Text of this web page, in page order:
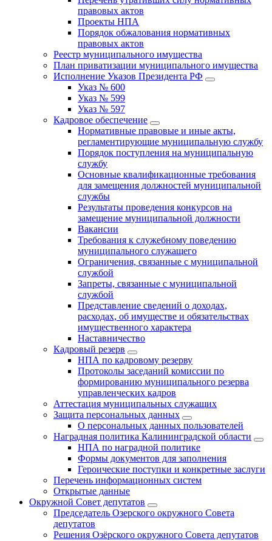
правовых актов
Проекты НПА
Порядок обжалования нормативных
правовых актов
Реестр муниципального имущества
План приватизации муниципального имущества
Исполнение Указов Президента РФ
Указ № 600
Указ № 599
Указ № 597
Кадровое обеспечение
Нормативные правовые и иные акты,
регламентирующие муниципальную службу
Порядок поступления на муниципальную
службу
Основные квалификационные требования
для замещения должностей муниципальной
службы
Результаты проведения конкурсов на
замещение муниципальной должности
Вакансии
Требования к служебному поведению
муниципального служащего
Ограничения, связанные с муниципальной
службой
Запреты, связанные с муниципальной
службой
Представление сведений о доходах,
расходах, об имуществе и обязательствах
имущественного характера
Наставничество
Кадровый резерв
НПА по кадровому резерву
Протоколы заседаний комиссии по
формированию муниципального резерва
управленческих кадров
Аттестация муниципальных служащих
Защита персональных данных
О персональных данных пользователей
Наградная политика Калининградской области
НПА по наградной политике
Формы документов для заполнения
Героические поступки и конкретные заслуги
Перечень информационных систем
Открытые данные
Окружной Совет депутатов
Председатель Озерского окружного Совета
депутатов
Решения Озёрского окружного Совета депутатов